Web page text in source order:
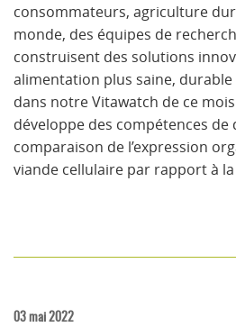
consommateurs, agriculture
monde, des équipes de
construisent des solutions
alimentation plus saine,
dans notre Vitawatch de ce
développe des compétences de
comparaison de l’expression
viande cellulaire par rapport à
03 mai 2022